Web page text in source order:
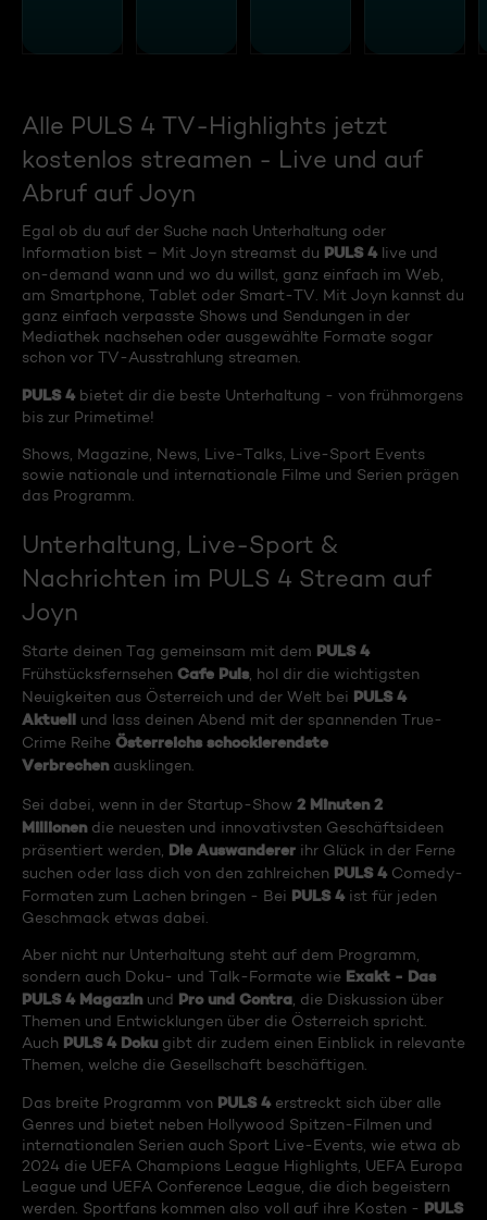
Alle PULS 4 TV-Highlights jetzt
kostenlos streamen - Live und auf
Abruf auf Joyn
Egal ob du auf der Suche nach Unterhaltung oder
Information bist – Mit Joyn streamst du PULS 4 live und
on-demand wann und wo du willst, ganz einfach im Web,
am Smartphone, Tablet oder Smart-TV. Mit Joyn kannst du
ganz einfach verpasste Shows und Sendungen in der
Mediathek nachsehen oder ausgewählte Formate sogar
schon vor TV-Ausstrahlung streamen.
PULS 4 bietet dir die beste Unterhaltung - von frühmorgens
bis zur Primetime!
Shows, Magazine, News, Live-Talks, Live-Sport Events
sowie nationale und internationale Filme und Serien prägen
das Programm.
Unterhaltung, Live-Sport &
Nachrichten im PULS 4 Stream auf
Joyn
Starte deinen Tag gemeinsam mit dem PULS 4
Frühstücksfernsehen Cafe Puls, hol dir die wichtigsten
Neuigkeiten aus Österreich und der Welt bei PULS 4
Aktuell und lass deinen Abend mit der spannenden True-
Crime Reihe Österreichs schockierendste
Verbrechenausklingen.
Sei dabei, wenn in der Startup-Show 2 Minuten 2
Millionendie neuesten und innovativsten Geschäftsideen
präsentiert werden, Die Auswanderer ihr Glück in der Ferne
suchen oder lass dich von den zahlreichen PULS 4 Comedy-
Formaten zum Lachen bringen - Bei PULS 4 ist für jeden
Geschmack etwas dabei.
Aber nicht nur Unterhaltung steht auf dem Programm,
sondern auch Doku- und Talk-Formate wie Exakt - Das
PULS 4 Magazinund Pro und Contra , die Diskussion über
Themen und Entwicklungen über die Österreich spricht.
Auch PULS 4 Doku gibt dir zudem einen Einblick in relevante
Themen, welche die Gesellschaft beschäftigen.
Das breite Programm von PULS 4 erstreckt sich über alle
Genres und bietet neben Hollywood Spitzen-Filmen und
internationalen Serien auch Sport Live-Events, wie etwa ab
2024 die UEFA Champions League Highlights, UEFA Europa
League und UEFA Conference League, die dich begeistern
werden. Sportfans kommen also voll auf ihre Kosten - PULS